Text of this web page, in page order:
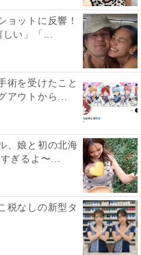
ョットに反響！
しい」「...
術を受けたこと
アウトから...
、娘と初の北海
ぎるよ〜...
税なしの新型タ